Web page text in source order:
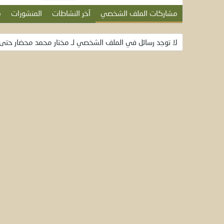
مشاركات الملف الشخصي آخر النشاطات المنشورات
لا توجد رسائل في الملف الشخصي لـ مختار محمد محضار حتى